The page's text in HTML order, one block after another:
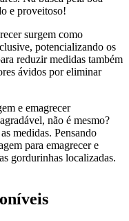
e proveitoso!
surgem como
potencializando os
reduzir medidas também
ávidos por eliminar
e emagrecer
não é mesmo?
medidas. Pensando
para emagrecer e
gordurinhas localizadas.